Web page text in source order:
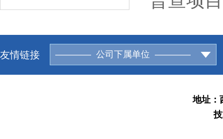
友情链接 ———— 公司下属单位 ————
地址